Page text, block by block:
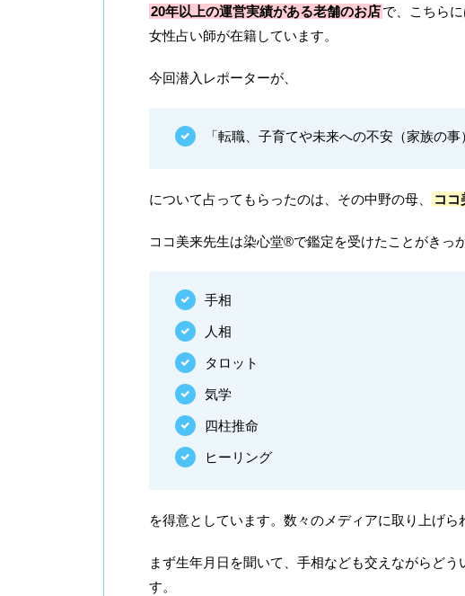
20年以上の運営実績がある老舗のお店で、こちら
女性占い師が在籍しています。
今回潜入レポーターが、
「転職、子育てや未来への不安（家族の事
について占ってもらったのは、その中野の母、 ココ
ココ美来先生は染心堂®で鑑定を受けたことがきっ
手相
人相
タロット
気学
四柱推命
ヒーリング
を得意としています。数々のメディアに取り上げら
まず生年月日を聞いて、手相なども交えながらど
す。